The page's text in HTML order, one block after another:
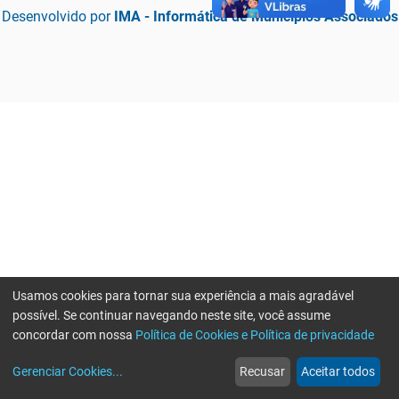
Desenvolvido por IMA - Informática de Municípios Associados
web
Notícias
more_horiz
Mais
Usamos cookies para tornar sua experiência a mais agradável
possível. Se continuar navegando neste site, você assume
concordar com nossa Política de Cookies e Política de privacidade
Gerenciar Cookies... Recusar Aceitar todos
Erro ao enviar informações, por favor tente novamente